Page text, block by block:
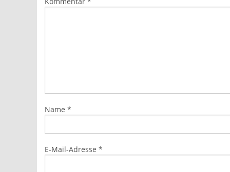
Name *
E-Mail-Adresse *